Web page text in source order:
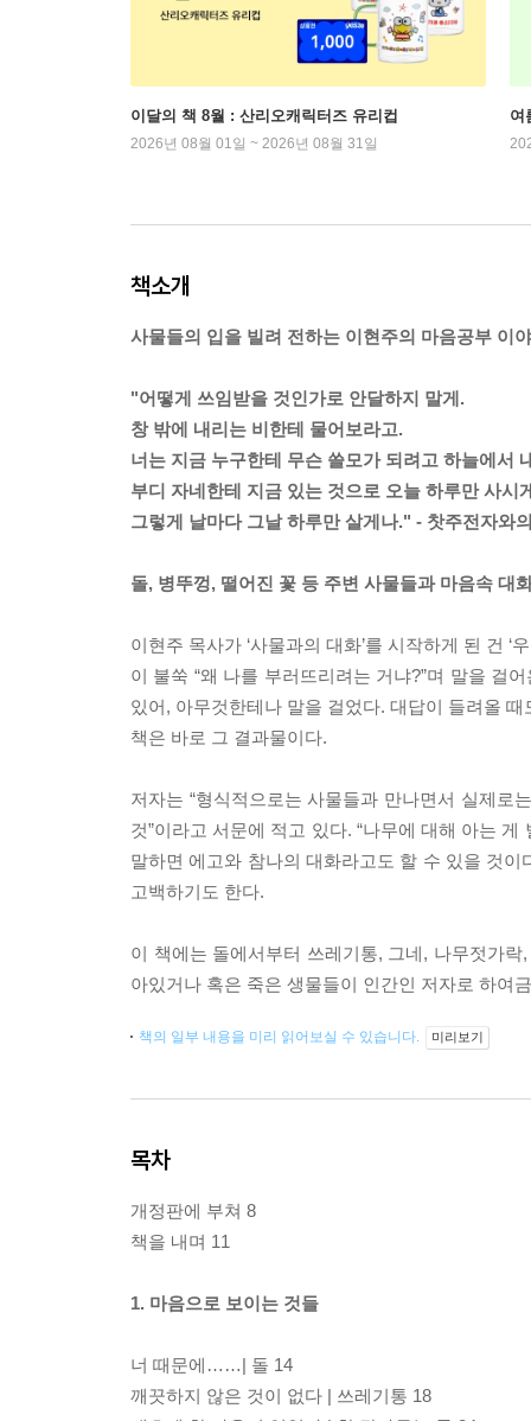
이달의 책 8월 : 산리오캐릭터즈 유리컵
2026년 08월 01일 ~ 2026년 08월 31일
여
책소개
사물들의 입을 빌려 전하는 이현주의 마음공부 이
"어떻게 쓰임받을 것인가로 안달하지 말게.
창 밖에 내리는 비한테 물어보라고.
너는 지금 누구한테 무슨 쓸모가 되려고 하늘에서
부디 자네한테 지금 있는 것으로 오늘 하루만 사시
그렇게 날마다 그날 하루만 살게나." - 찻주전자와
돌, 병뚜껑, 떨어진 꽃 등 주변 사물들과 마음속 대
이현주 목사가 ‘사물과의 대화’를 시작하게 된 건
이 불쑥 “왜 나를 부러뜨리려는 거냐?”며 말을 걸
있어, 아무것한테나 말을 걸었다. 대답이 들려올
책은 바로 그 결과물이다.
저자는 “형식적으로는 사물들과 만나면서 실제로
것”이라고 서문에 적고 있다. “나무에 대해 아는
말하면 에고와 참나의 대화라고도 할 수 있을 것
고백하기도 한다.
이 책에는 돌에서부터 쓰레기통, 그네, 나무젓가
아있거나 혹은 죽은 생물들이 인간인 저자로 하여
책의 일부 내용을 미리 읽어보실 수 있습니다. 미리보기
목차
개정판에 부쳐 8
책을 내며 11
1. 마음으로 보이는 것들
너 때문에……| 돌 14
깨끗하지 않은 것이 없다 | 쓰레기통 18